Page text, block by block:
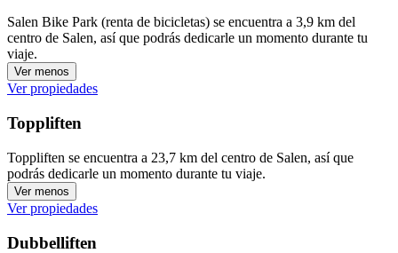
Salen Bike Park (renta de bicicletas) se encuentra a 3,9 km del
centro de Salen, así que podrás dedicarle un momento durante tu
viaje.
Ver menos
Ver propiedades
Toppliften
Toppliften se encuentra a 23,7 km del centro de Salen, así que
podrás dedicarle un momento durante tu viaje.
Ver menos
Ver propiedades
Dubbelliften